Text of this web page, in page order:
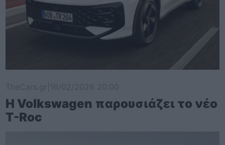
Η Volkswagen παρουσιάζει το νέο
T-Roc